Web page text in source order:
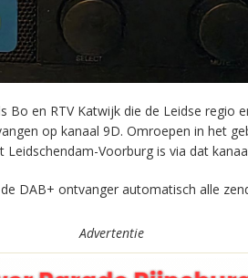
Bo en RTV Katwijk die de Leidse regio
op kanaal 9D. Omroepen in het
Voorburg is via dat
DAB+ ontvanger automatisch alle
Advertentie